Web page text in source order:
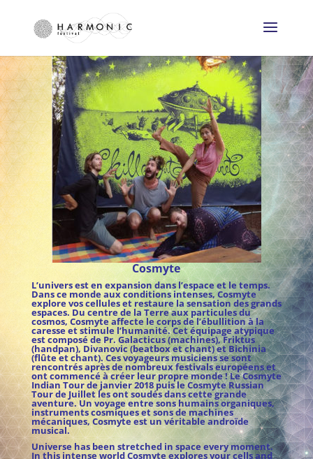
Cosmyte
L’univers est en expansion dans l’espace et le temps.
Dans ce monde aux conditions intenses, Cosmyte
explore vos cellules et restaure la sensation des grands
espaces. Du centre de la Terre aux particules du
cosmos, Cosmyte affecte le corps de l’ébullition à la
caresse et stimule l’humanité. Cet équipage atypique
est composé de Pr. Galacticus (machines), Friktus
(handpan), Divanovic (beatbox et chant) et Bichinia
(flûte et chant). Ces voyageurs musiciens se sont
rencontrés après de nombreux festivals européens et
ont commencé à créer leur propre monde ! Le Cosmyte
Indian Tour de janvier 2018 puis le Cosmyte Russian
Tour de Juillet les ont soudés dans cette grande
aventure. Un voyage entre sons humains organiques,
instruments cosmiques et sons de machines
mécaniques, Cosmyte est un véritable androïde
musical.
Universe has been stretched in space every moment.
In this intense world Cosmyte explores your cells and